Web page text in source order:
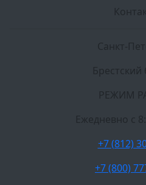
Санкт-
Брестский
РЕЖИМ
Ежедневно c
+7 (812)
+7 (800)